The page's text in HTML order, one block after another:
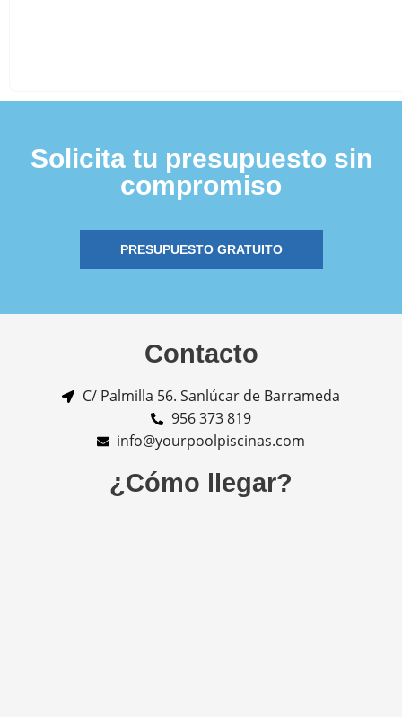
Solicita tu presupuesto sin
compromiso
PRESUPUESTO GRATUITO
Contacto
C/ Palmilla 56. Sanlúcar de Barrameda
956 373 819
info@yourpoolpiscinas.com
¿Cómo llegar?